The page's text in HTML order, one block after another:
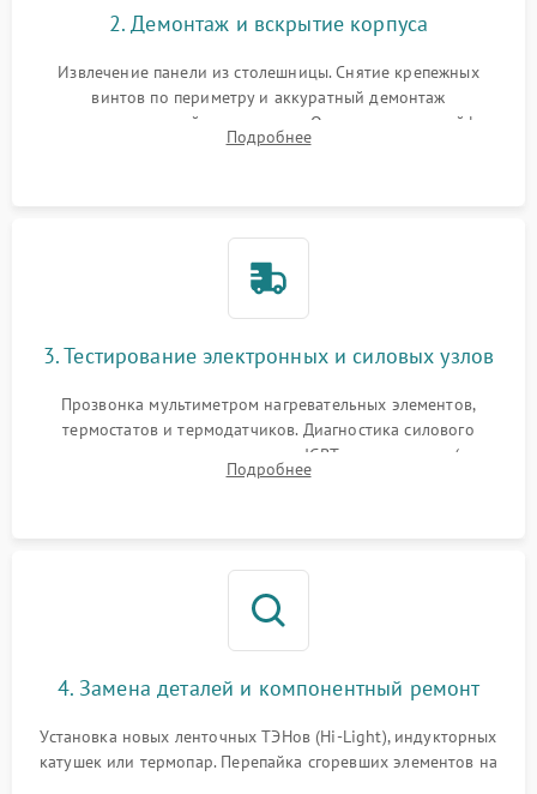
2. Демонтаж и вскрытие корпуса
Извлечение панели из столешницы. Снятие крепежных
винтов по периметру и аккуратный демонтаж
стеклокерамической поверхности. Отсоединение шлейфов
сенсорного блока для доступа к силовым платам, катушкам
Подробнее
3. Тестирование электронных и силовых узлов
Прозвонка мультиметром нагревательных элементов,
термостатов и термодатчиков. Диагностика силового
модуля, реле, диодных мостов и IGBT-транзисторов (для
индукции). Проверка кранов и газ-контроля (для газовых
Подробнее
4. Замена деталей и компонентный ремонт
Установка новых ленточных ТЭНов (Hi-Light), индукторных
катушек или термопар. Перепайка сгоревших элементов на